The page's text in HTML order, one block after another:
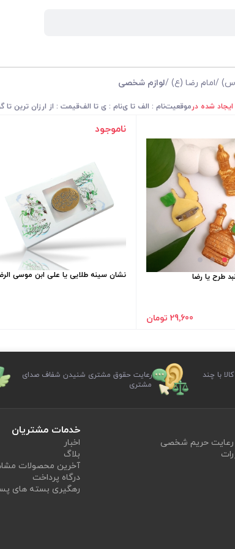
/امام رضا (ع) /لوازم شخصی
ایجاد شده درموقعیتنام : الف تا ینام : ی تا الفقیمت : از ارزان ترین تا
طرح یا رضا
29٬600 تومان
ناموجود
نشان سینه طلایی یا علی ابن موسی
با چند
رعایت حقوق مشتری شنیدن شفاف صدای
مشتری
حریم شخصی
خدمات مشتریان
اخبار
بلاگ
آخرین محصولات
درگاه پرداخت
رهگیری بسته های